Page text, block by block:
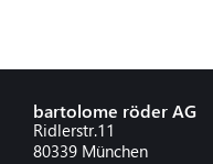
bartolome röder AG
Ridlerstr.11
80339 München